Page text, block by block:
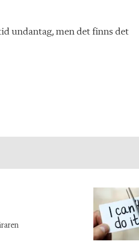
undantag, men det finns det